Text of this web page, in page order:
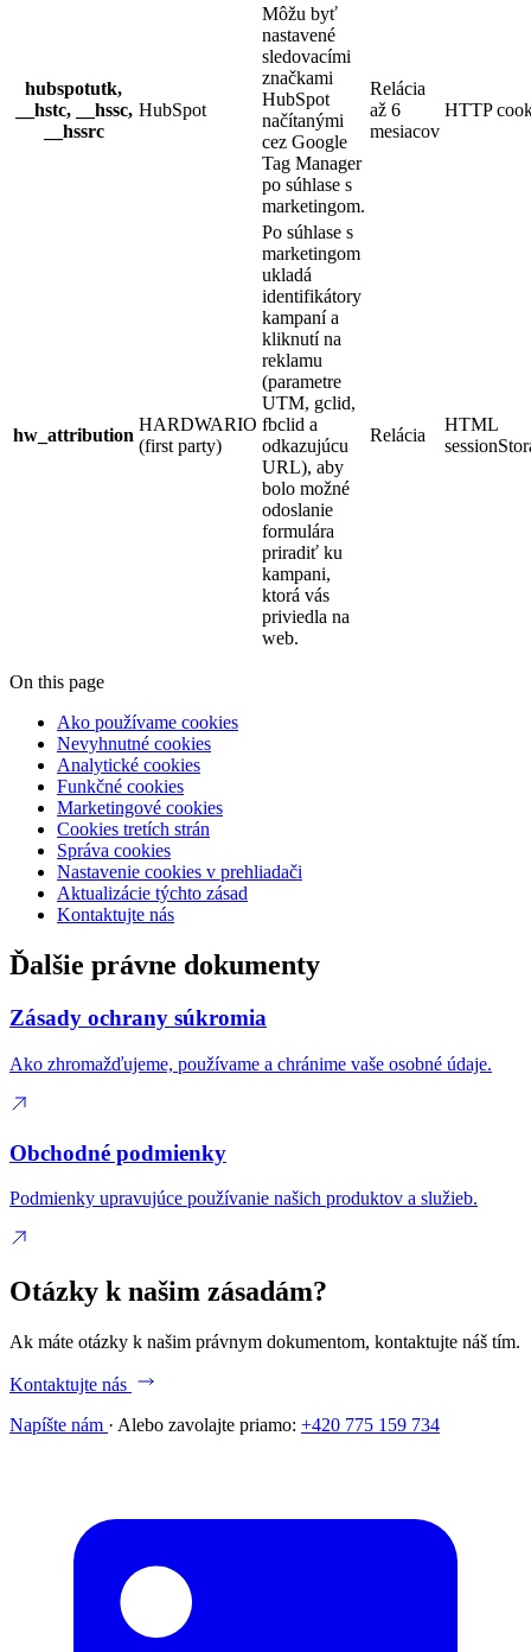
hubspotutk,
__hstc, __hssc,
__hssrc
HubSpot
Môžu byť
nastavené
sledovacími
značkami
HubSpot
načítanými
cez Google
Tag Manager
po súhlase s
marketingom.
Relácia
až 6
mesiacov
HTTP
hw_attribution
HARDWARIO
(first party)
Po súhlase s
marketingom
ukladá
identifikátory
kampaní a
kliknutí na
reklamu
(parametre
UTM, gclid,
fbclid a
odkazujúcu
URL), aby
bolo možné
odoslanie
formulára
priradiť ku
kampani,
ktorá vás
priviedla na
web.
Relácia
HTML
On this page
Ako používame cookies
Nevyhnutné cookies
Analytické cookies
Funkčné cookies
Marketingové cookies
Cookies tretích strán
Správa cookies
Nastavenie cookies v prehliadači
Aktualizácie týchto zásad
Kontaktujte nás
Ďalšie právne dokumenty
Zásady ochrany súkromia
Ako zhromažďujeme, používame a chránime vaše osobné údaje.
Obchodné podmienky
Podmienky upravujúce používanie našich produktov a služieb.
Otázky k našim zásadám?
Ak máte otázky k našim právnym dokumentom, kontaktujte náš tím.
Kontaktujte nás
Napíšte nám · Alebo zavolajte priamo: +420 775 159 734